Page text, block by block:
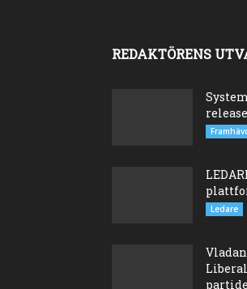
REDAKTÖRENS
Ledare